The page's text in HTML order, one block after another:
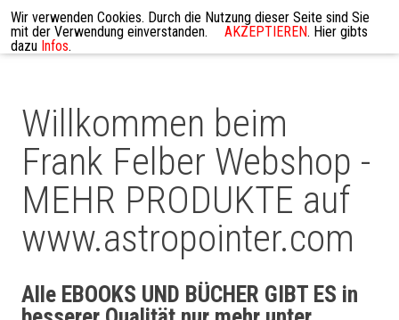
Willkommen beim
Frank Felber Webshop -
MEHR PRODUKTE auf
www.astropointer.com
Alle EBOOKS UND BÜCHER GIBT ES in
Wir verwenden Cookies. Durch die Nutzung dieser Seite sind Sie
mit der Verwendung einverstanden.
AKZEPTIEREN. Hier gibts
dazu Infos.